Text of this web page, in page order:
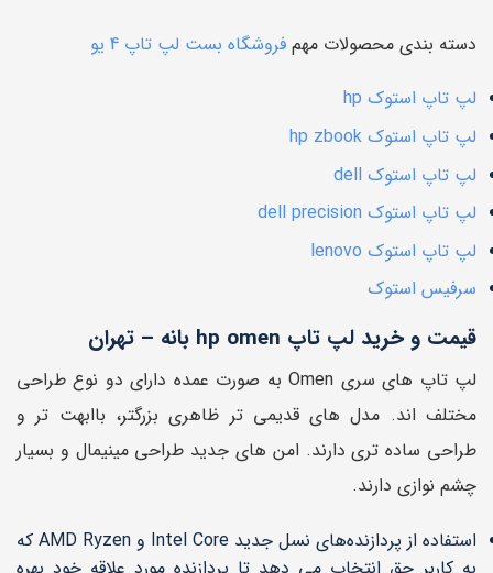
دسته بندی محصولات مهم فروشگاه بست لپ تاپ 4 یو
لپ تاپ استوک hp
لپ تاپ استوک hp zbook
لپ تاپ استوک dell
لپ تاپ استوک dell precision
لپ تاپ استوک lenovo
سرفیس استوک
قیمت و خرید لپ تاپ hp omen بانه – تهران
لپ تاپ های سری Omen به صورت عمده دارای دو نوع طراحی
مختلف اند. مدل های قدیمی تر ظاهری بزرگتر، باابهت تر و
طراحی ساده تری دارند. امن های جدید طراحی مینیمال و بسیار
چشم نوازی دارند.
استفاده از پردازنده‌های نسل جدید Intel Core و AMD Ryzen که